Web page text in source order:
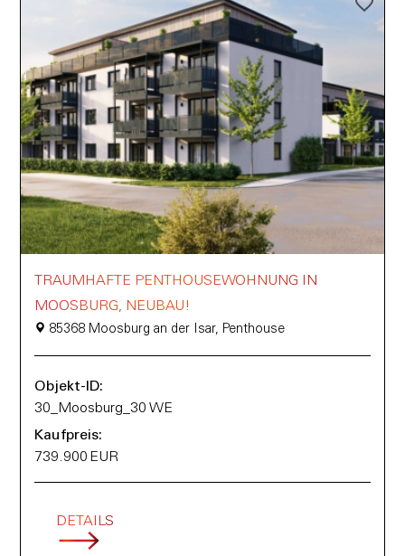
TRAUMHAFTE PENTHOUSEWOHNUNG IN
MOOSBURG, NEUBAU!
85368 Moosburg an der Isar, Penthouse
Objekt-ID:
30_Moosburg_30 WE
Kaufpreis:
739.900 EUR
DETAILS